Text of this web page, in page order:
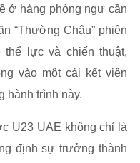
ở hàng phòng ngự cần
“Thường Châu” phiên
lực và chiến thuật,
vào một cái kết viên
hành trình này.
U23 UAE không chỉ là
định sự trưởng thành